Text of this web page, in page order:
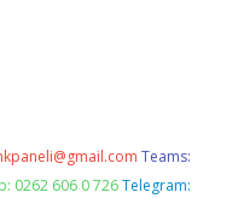
Teams:
0262 606 0 726 Telegram: